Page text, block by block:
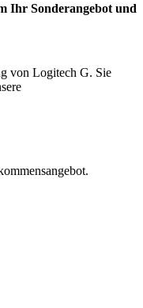
Ihr Sonderangebot und
von Logitech G. Sie